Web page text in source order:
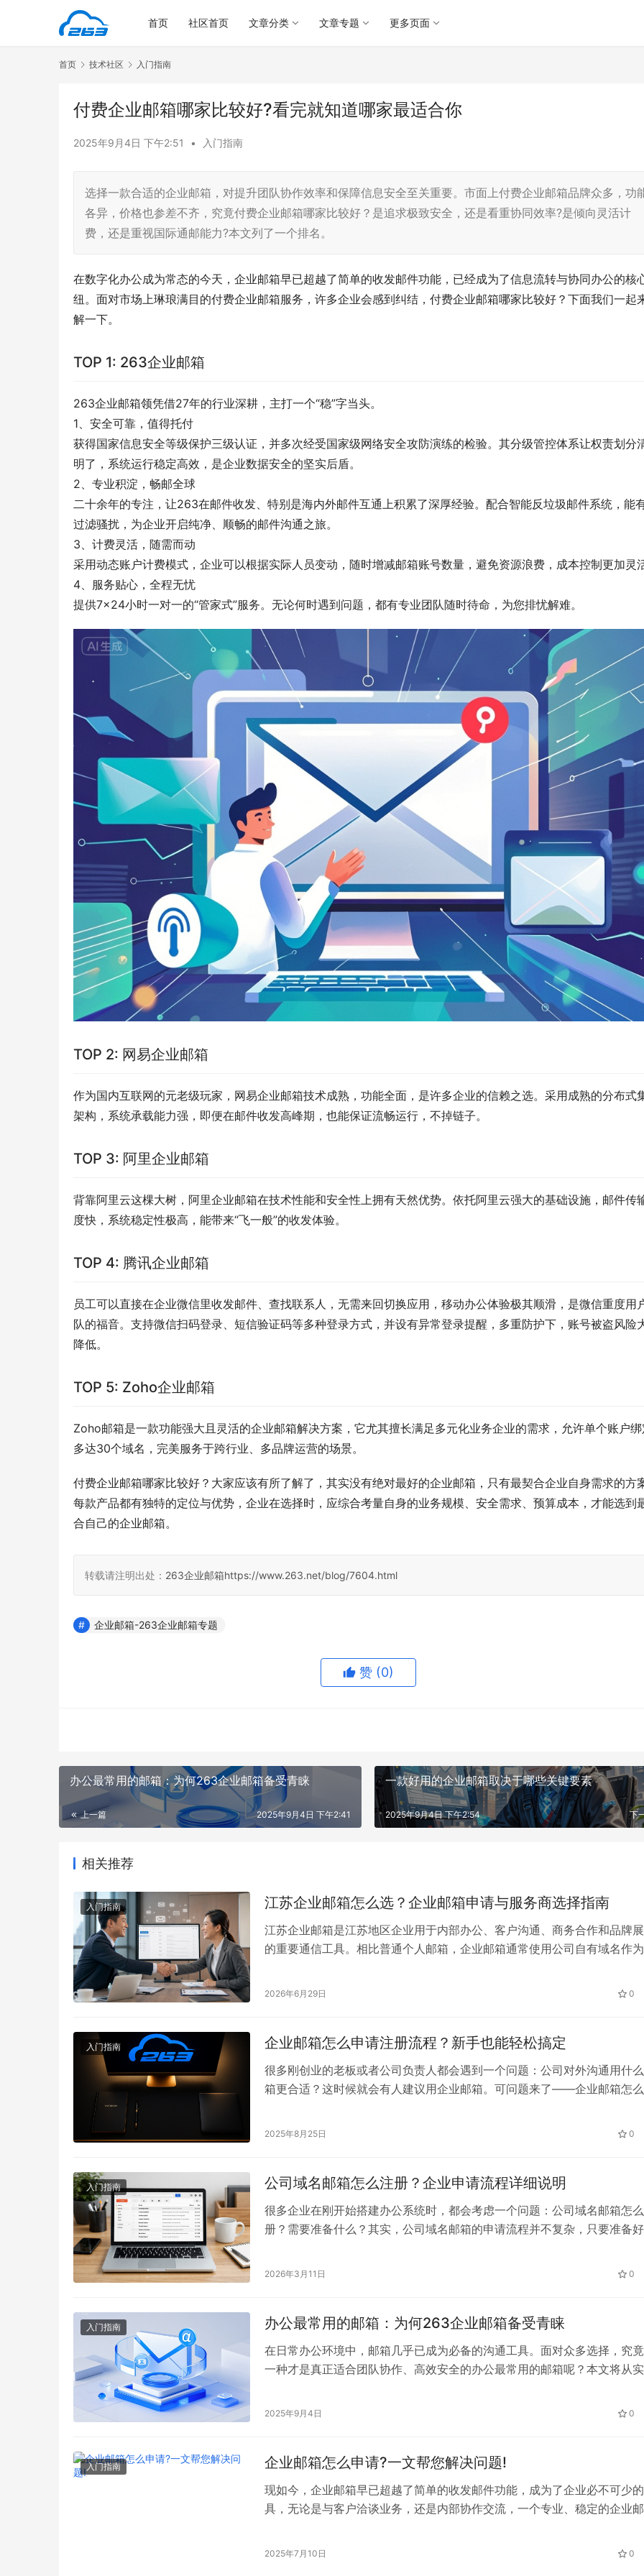
首页 社区首页 文章分类 文章专题 更多页面
首页 技术社区 入门指南
付费企业邮箱哪家比较好?看完就知道哪家最适合你
2025年9月4日 下午2:51 • 入门指南
选择一款合适的企业邮箱，对提升团队协作效率和保障信息安全至关重要。市面上付费企业邮箱品牌众多，功
各异，价格也参差不齐，究竟付费企业邮箱哪家比较好？是追求极致安全，还是看重协同效率?是倾向灵活计
费，还是重视国际通邮能力?本文列了一个排名。
在数字化办公成为常态的今天，企业邮箱早已超越了简单的收发邮件功能，已经成为了信息流转与协同办公的核
纽。面对市场上琳琅满目的付费企业邮箱服务，许多企业会感到纠结，付费企业邮箱哪家比较好？下面我们一起
解一下。
TOP 1: 263企业邮箱
263企业邮箱领凭借27年的行业深耕，主打一个“稳”字当头。
1、安全可靠，值得托付
获得国家信息安全等级保护三级认证，并多次经受国家级网络安全攻防演练的检验。其分级管控体系让权责划分
明了，系统运行稳定高效，是企业数据安全的坚实后盾。
2、专业积淀，畅邮全球
二十余年的专注，让263在邮件收发、特别是海内外邮件互通上积累了深厚经验。配合智能反垃圾邮件系统，能
过滤骚扰，为企业开启纯净、顺畅的邮件沟通之旅。
3、计费灵活，随需而动
采用动态账户计费模式，企业可以根据实际人员变动，随时增减邮箱账号数量，避免资源浪费，成本控制更加灵
4、服务贴心，全程无忧
提供7×24小时一对一的“管家式”服务。无论何时遇到问题，都有专业团队随时待命，为您排忧解难。
TOP 2: 网易企业邮箱
作为国内互联网的元老级玩家，网易企业邮箱技术成熟，功能全面，是许多企业的信赖之选。采用成熟的分布式
架构，系统承载能力强，即便在邮件收发高峰期，也能保证流畅运行，不掉链子。
TOP 3: 阿里企业邮箱
背靠阿里云这棵大树，阿里企业邮箱在技术性能和安全性上拥有天然优势。依托阿里云强大的基础设施，邮件传
度快，系统稳定性极高，能带来“飞一般”的收发体验。
TOP 4: 腾讯企业邮箱
员工可以直接在企业微信里收发邮件、查找联系人，无需来回切换应用，移动办公体验极其顺滑，是微信重度用
队的福音。支持微信扫码登录、短信验证码等多种登录方式，并设有异常登录提醒，多重防护下，账号被盗风险
降低。
TOP 5: Zoho企业邮箱
Zoho邮箱是一款功能强大且灵活的企业邮箱解决方案，它尤其擅长满足多元化业务企业的需求，允许单个账户
多达30个域名，完美服务于跨行业、多品牌运营的场景。
付费企业邮箱哪家比较好？大家应该有所了解了，其实没有绝对最好的企业邮箱，只有最契合企业自身需求的方
每款产品都有独特的定位与优势，企业在选择时，应综合考量自身的业务规模、安全需求、预算成本，才能选到
合自己的企业邮箱。
转载请注明出处： 263企业邮箱https://www.263.net/blog/7604.html
企业邮箱-263企业邮箱专题
赞 (0)
办公最常用的邮箱：为何263企业邮箱备受青睐
上一篇 2025年9月4日 下午2:41
一款好用的企业邮箱取决于哪些关键要素
下
2025年9月4日 下午2:54
相关推荐
入门指南 江苏企业邮箱怎么选？企业邮箱申请与服务商选择指南
江苏企业邮箱是江苏地区企业用于内部办公、客户沟通、商务合作和品牌
的重要通信工具。相比普通个人邮箱，企业邮箱通常使用公司自有域名作
理员工账号、客户邮件和业务资料。 江苏拥有较多制造企业、外贸公司、
2026年6月29日 0
入门指南 企业邮箱怎么申请注册流程？新手也能轻松搞定
很多刚创业的老板或者公司负责人都会遇到一个问题：公司对外沟通用什
箱更合适？这时候就会有人建议用企业邮箱。可问题来了——企业邮箱怎
搞定。 一、企业邮箱是什么？ 企业邮箱，说白了就是带有公司域名后缀的
2025年8月25日 0
入门指南 公司域名邮箱怎么注册？企业申请流程详细说明
很多企业在刚开始搭建办公系统时，都会考虑一个问题：公司域名邮箱怎
册？需要准备什么？其实，公司域名邮箱的申请流程并不复杂，只要准备
2026年3月11日 0
入门指南 办公最常用的邮箱：为何263企业邮箱备受青睐
在日常办公环境中，邮箱几乎已成为必备的沟通工具。面对众多选择，究
一种才是真正适合团队协作、高效安全的办公最常用的邮箱呢？本文将从
2025年9月4日 0
入门指南 企业邮箱怎么申请?一文帮您解决问题!
现如今，企业邮箱早已超越了简单的收发邮件功能，成为了企业必不可少
具，无论是与客户洽谈业务，还是内部协作交流，一个专业、稳定的企业
2025年7月10日 0